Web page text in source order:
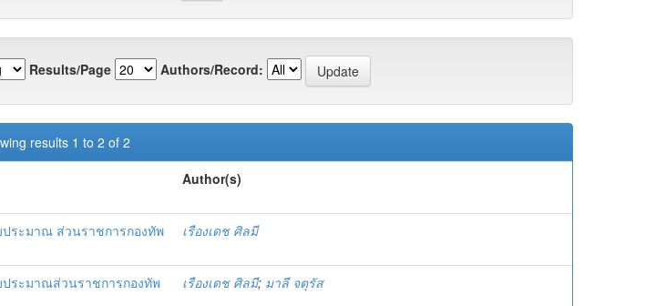
Results/Page Authors/Record:
results 1 to 2 of 2
Author(s)
ระมาณ ส่วนราชการกองทัพ
เรืองเดช ศิลมี
ระมาณส่วนราชการกองทัพ
เรืองเดช ศิลมี; มาลี จตุรัส